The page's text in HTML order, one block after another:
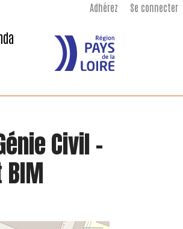
Adhérez Se connecter
Civil –